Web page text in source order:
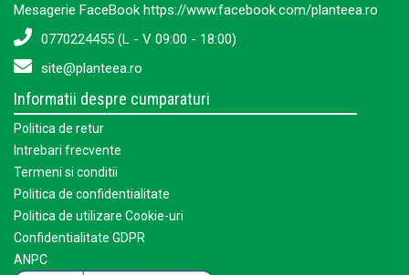
Mesagerie FaceBook https://www.facebook.com/planteea.ro
0770224455 (L - V 09:00 - 18:00)
site@planteea.ro
Informatii despre cumparaturi
Politica de retur
Intrebari frecvente
Termeni si conditii
Politica de confidentialitate
Politica de utilizare Cookie-uri
Confidentialitate GDPR
ANPC